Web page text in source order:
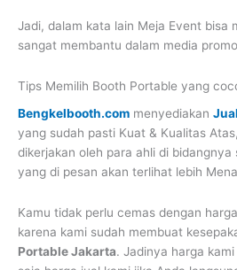
Jadi, dalam kata lain Meja Event bisa
sangat membantu dalam media
Tips Memilih Booth Portable yang
Bengkelbooth.com menyediakan
yang sudah pasti Kuat & Kualitas
dikerjakan oleh para ahli di bidangnya
yang di pesan akan terlihat lebih
Kamu tidak perlu cemas dengan
karena kami sudah membuat
Portable Jakarta. Jadinya harga